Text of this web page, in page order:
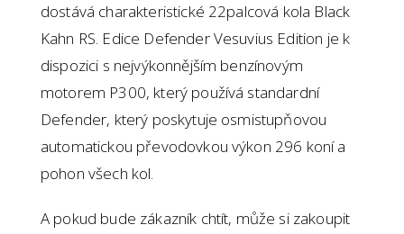
dostává charakteristické 22palcová kola Black
Kahn RS. Edice Defender Vesuvius Edition je k
dispozici s nejvýkonnějším benzínovým
motorem P300, který používá standardní
Defender, který poskytuje osmistupňovou
automatickou převodovkou výkon 296 koní a
pohon všech kol.
A pokud bude zákazník chtít, může si zakoupit